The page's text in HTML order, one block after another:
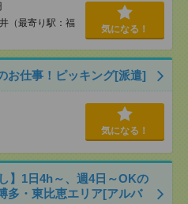
（最寄り駅：福
気になる！
お仕事！ピッキング[派遣]
気になる！
】1日4h～、週4日～OKの
多・東比恵エリア[アルバ